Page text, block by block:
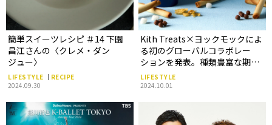
簡単スイーツレシピ ＃14 下園
昌江さんの〈クレメ・ダン
ジュー〉
LIFESTYLE
RECIPE
2024.09.30
Kith Treats×ヨックモックによ
る初のグローバルコラボレー
ションを発表。種類豊富な期間
限定のスペシャルメニューも！
LIFESTYLE
2024.10.01